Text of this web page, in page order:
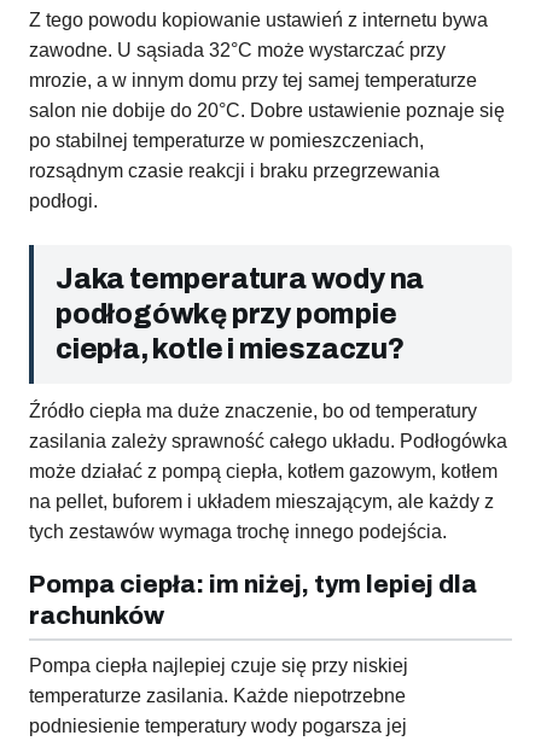
Z tego powodu kopiowanie ustawień z internetu bywa
zawodne. U sąsiada 32°C może wystarczać przy
mrozie, a w innym domu przy tej samej temperaturze
salon nie dobije do 20°C. Dobre ustawienie poznaje się
po stabilnej temperaturze w pomieszczeniach,
rozsądnym czasie reakcji i braku przegrzewania
podłogi.
Jaka temperatura wody na
podłogówkę przy pompie
ciepła, kotle i mieszaczu?
Źródło ciepła ma duże znaczenie, bo od temperatury
zasilania zależy sprawność całego układu. Podłogówka
może działać z pompą ciepła, kotłem gazowym, kotłem
na pellet, buforem i układem mieszającym, ale każdy z
tych zestawów wymaga trochę innego podejścia.
Pompa ciepła: im niżej, tym lepiej dla
rachunków
Pompa ciepła najlepiej czuje się przy niskiej
temperaturze zasilania. Każde niepotrzebne
podniesienie temperatury wody pogarsza jej